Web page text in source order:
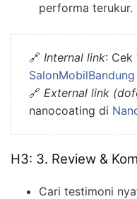
performa terukur.
🔗 Internal link: Cek
SalonMobilBandung
🔗 External link
nanocoating di
H3: 3. Review &
Cari testimoni